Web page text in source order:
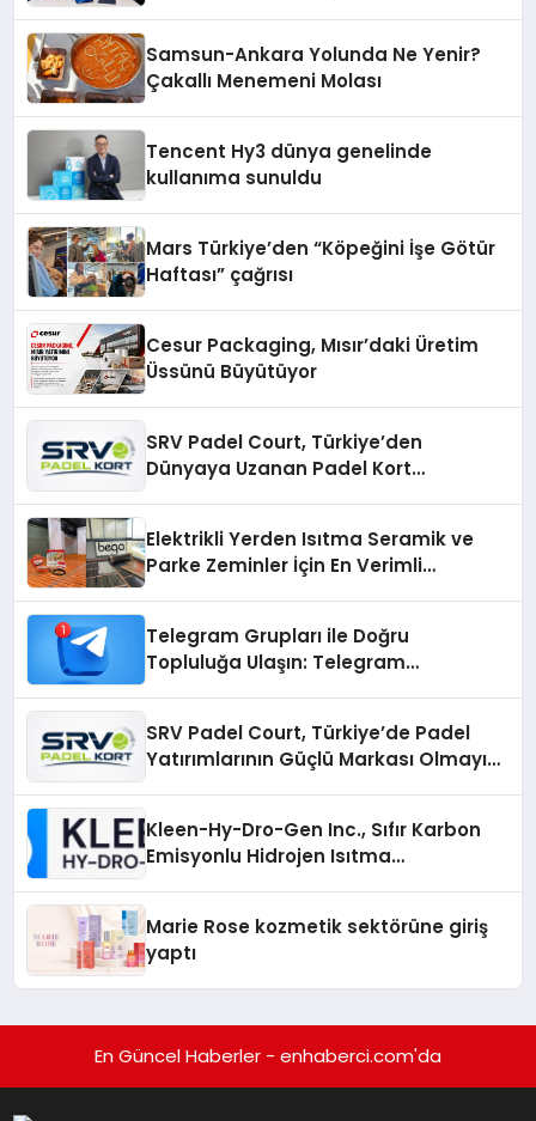
Samsun-Ankara Yolunda Ne Yenir?
Çakallı Menemeni Molası
Tencent Hy3 dünya genelinde
kullanıma sunuldu
Mars Türkiye’den “Köpeğini İşe Götür
Haftası” çağrısı
Cesur Packaging, Mısır’daki Üretim
Üssünü Büyütüyor
SRV Padel Court, Türkiye’den
Dünyaya Uzanan Padel Kort
Elektrikli Yerden Isıtma Seramik ve
Parke Zeminler İçin En Verimli
Telegram Grupları ile Doğru
Topluluğa Ulaşın: Telegram
SRV Padel Court, Türkiye’de Padel
Yatırımlarının Güçlü Markası Olmayı
Kleen-Hy-Dro-Gen Inc., Sıfır Karbon
Emisyonlu Hidrojen Isıtma
Marie Rose kozmetik sektörüne giriş
yaptı
En Güncel Haberler - enhaberci.com'da